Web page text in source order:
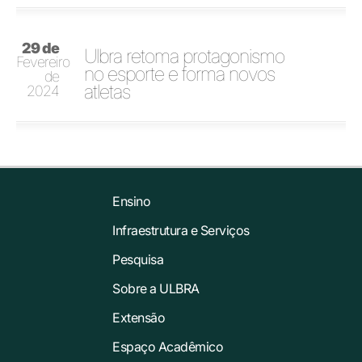
29 de
Fevereiro
de
2024
Ulbra retoma protagonismo
no esporte e forma novos
atletas
Ensino
Infraestrutura e Serviços
Pesquisa
Sobre a ULBRA
Extensão
Espaço Acadêmico